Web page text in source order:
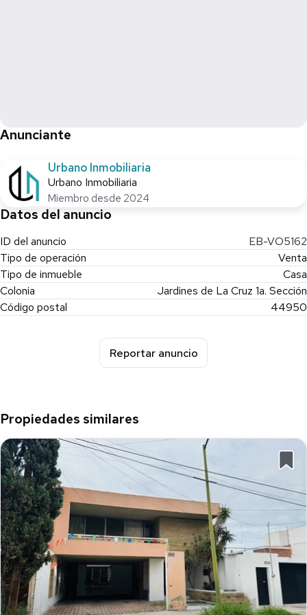
📲 Agenda tu visita hoy mismo
📞 33 3839 5790
Anunciante
Urbano Inmobiliaria
Urbano Inmobiliaria
Miembro desde 2024
Datos del anuncio
ID del anuncio
EB-VO5162
Tipo de operación
Venta
Tipo de inmueble
Casa
Colonia
Jardines de La Cruz 1a. Sección
Código postal
44950
Reportar anuncio
Propiedades similares